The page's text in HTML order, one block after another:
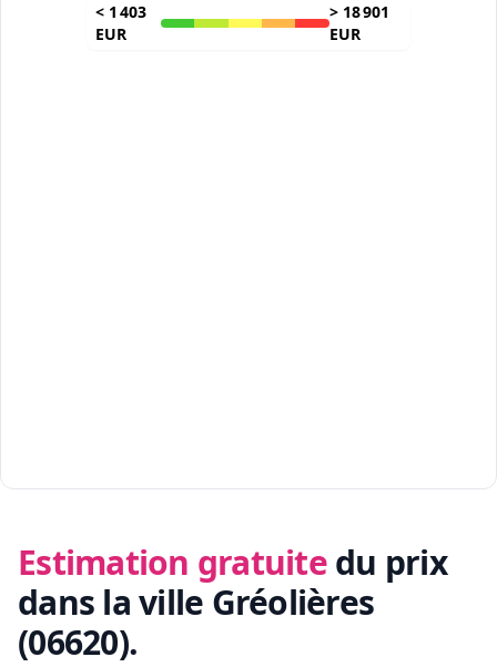
< 1 403
EUR
> 18 901
EUR
Estimation gratuite du prix
dans la ville Gréolières
(06620).